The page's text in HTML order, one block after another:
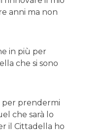
anni ma non
in più per
che si sono
per prendermi
che sarà lo
il Cittadella ho